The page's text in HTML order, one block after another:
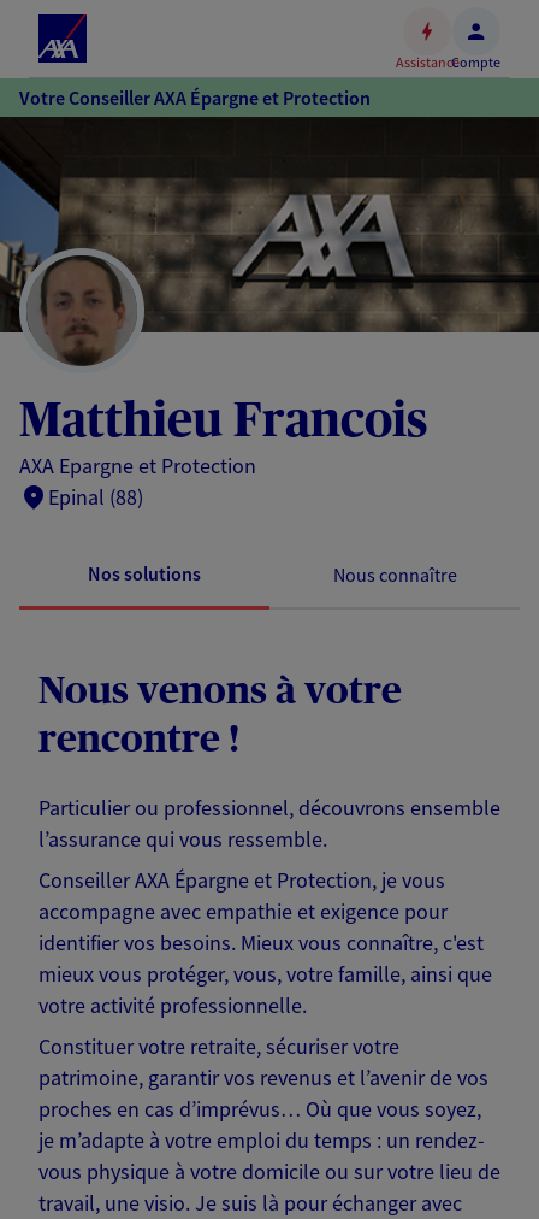
Accéder
au
Accéder
au
pied
de
page
AssistanceCompte
Votre Conseiller AXA Épargne et Protection
Matthieu Francois
AXA Epargne et Protection
Epinal (88)
Nos solutions Nous connaître
Nous venons à votre
rencontre !
Particulier ou professionnel, découvrons ensemble
l’assurance qui vous ressemble.
Conseiller AXA Épargne et Protection, je vous
accompagne avec empathie et exigence pour
identifier vos besoins. Mieux vous connaître, c'est
mieux vous protéger, vous, votre famille, ainsi que
votre activité professionnelle.
Constituer votre retraite, sécuriser votre
patrimoine, garantir vos revenus et l’avenir de vos
proches en cas d’imprévus… Où que vous soyez,
je m’adapte à votre emploi du temps : un rendez-
vous physique à votre domicile ou sur votre lieu de
travail, une visio. Je suis là pour échanger avec